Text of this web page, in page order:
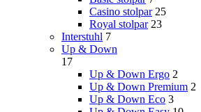
Casino stolpar 25
Royal stolpar 23
Interstuhl 7
Up & Down
17
Up & Down Ergo 2
Up & Down Premium 2
Up & Down Eco 3